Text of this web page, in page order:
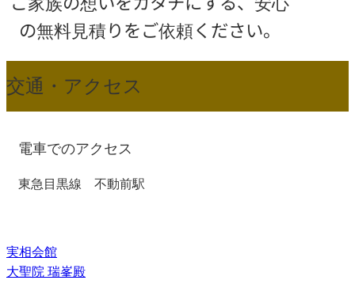
の無料見積りをご依頼ください。
交通・アクセス
電車でのアクセス
東急目黒線 不動前駅
実相会館
大聖院 瑞峯殿